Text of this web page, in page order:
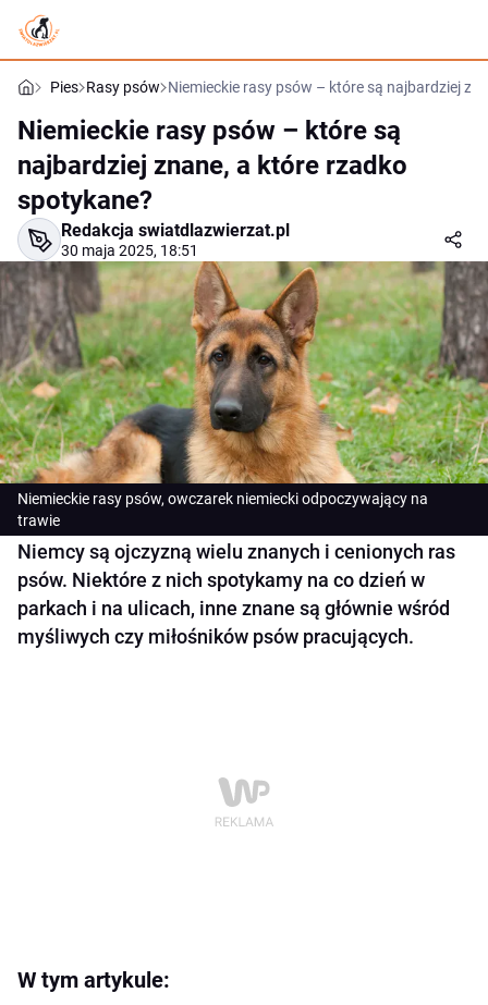
Pies Rasy psów Niemieckie rasy psów – które są najbardziej
Niemieckie rasy psów – które są
najbardziej znane, a które rzadko
spotykane?
Redakcja swiatdlazwierzat.pl
30 maja 2025, 18:51
Niemieckie rasy psów, owczarek niemiecki odpoczywający na
trawie
Niemcy są ojczyzną wielu znanych i cenionych ras
psów. Niektóre z nich spotykamy na co dzień w
parkach i na ulicach, inne znane są głównie wśród
myśliwych czy miłośników psów pracujących.
W tym artykule: